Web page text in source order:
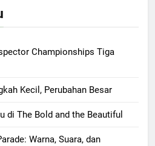
Championships Tiga
Kecil, Perubahan Besar
di The Bold and the Beautiful
Warna, Suara, dan